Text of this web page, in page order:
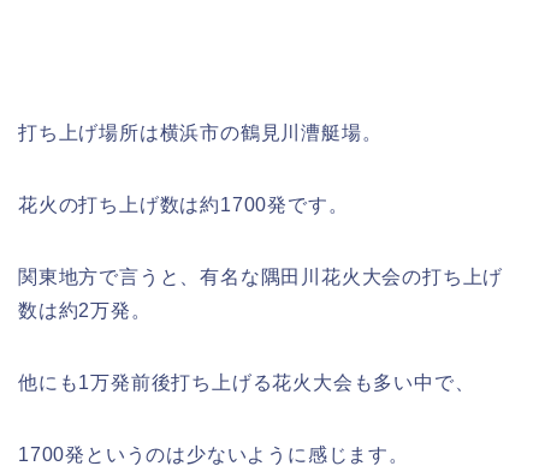
打ち上げ場所は横浜市の鶴見川漕艇場。
花火の打ち上げ数は約1700発です。
関東地方で言うと、有名な隅田川花火大会の打ち上げ
数は約2万発。
他にも1万発前後打ち上げる花火大会も多い中で、
1700発というのは少ないように感じます。